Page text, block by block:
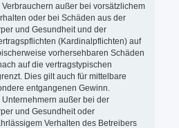
außer bei vorsätzlichem
oder bei Schäden aus der
und Gesundheit und der
(Kardinalpflichten) auf
vorhersehbaren Schäden
auf die vertragstypischen
Dies gilt auch für mittelbare
entgangenen Gewinn.
außer bei der
und Gesundheit oder
Verhalten des Betreibers